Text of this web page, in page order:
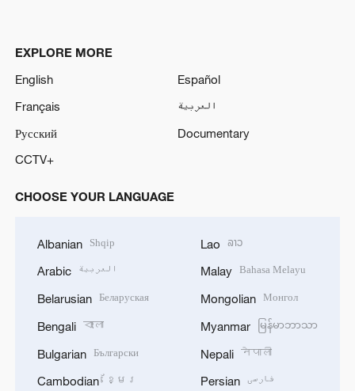
EXPLORE MORE
English
Español
Français
العربية
Русский
Documentary
CCTV+
CHOOSE YOUR LANGUAGE
Albanian Shqip
Arabic العربية
Belarusian Беларуская
Bengali বাংলা
Bulgarian Български
Cambodian ខ្មែរ
Lao ລາວ
Malay Bahasa Melayu
Mongolian Монгол
Myanmar မြန်မာဘာသာ
Nepali नेपाली
Persian فارسی